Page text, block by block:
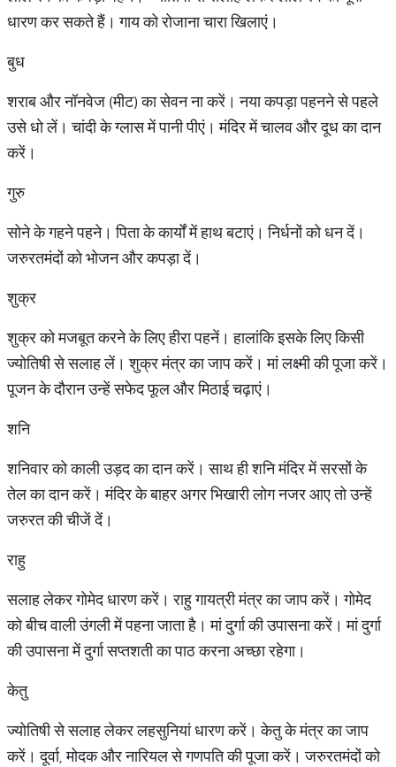
धारण कर सकते हैं। गाय को रोजाना चारा खिलाएं।
बुध
शराब और नॉनवेज (मीट) का सेवन ना करें। नया कपड़ा पहनने से पहले
उसे धो लें। चांदी के ग्लास में पानी पीएं। मंदिर में चालव और दूध का दान
करें।
गुरु
सोने के गहने पहने। पिता के कार्यों में हाथ बटाएं। निर्धनों को धन दें।
जरुरतमंदों को भोजन और कपड़ा दें।
शुक्र
शुक्र को मजबूत करने के लिए हीरा पहनें। हालांकि इसके लिए किसी
ज्योतिषी से सलाह लें। शुक्र मंत्र का जाप करें। मां लक्ष्मी की पूजा करें।
पूजन के दौरान उन्हें सफेद फूल और मिठाई चढ़ाएं।
शनि
शनिवार को काली उड़द का दान करें। साथ ही शनि मंदिर में सरसों के
तेल का दान करें। मंदिर के बाहर अगर भिखारी लोग नजर आए तो उन्हें
जरुरत की चीजें दें।
राहु
सलाह लेकर गोमेद धारण करें। राहु गायत्री मंत्र का जाप करें। गोमेद
को बीच वाली उंगली में पहना जाता है। मां दुर्गा की उपासना करें। मां दुर्गा
की उपासना में दुर्गा सप्तशती का पाठ करना अच्छा रहेगा।
केतु
ज्योतिषी से सलाह लेकर लहसुनियां धारण करें। केतु के मंत्र का जाप
करें। दूर्वा, मोदक और नारियल से गणपति की पूजा करें। जरुरतमंदों को